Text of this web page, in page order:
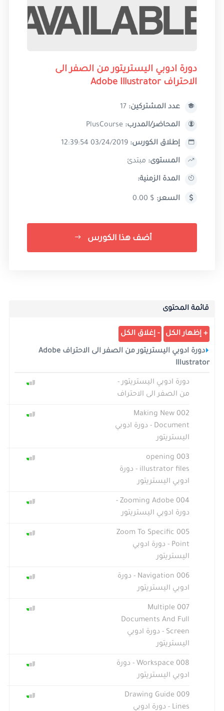
دورة ادوبي اليستريتور من الصفر الى
الاحتراف Adobe Illustrator
عدد المشتركين:
المحاضر/المدرب:
إطلاق الكورس:
المستوى: مبتدئ
المدة الزمنية:
السعر: $ 0.00
أضف هذا الكورس
قائمة المحتوى
دورة ادوبي اليستريتور من الصفر الى الاحتراف Adobe
Illustrator
دورة ادوبي اليستريتور -
من الصفر الى الاحتراف
002 Making New
Document - دورة ادوبي
اليستريتور
003 opening
illustrator files - دورة
ادوبي اليستريتور
004 Zooming Adobe -
دورة ادوبي اليستريتور
005 Zoom To Specific
Point - دورة ادوبي
اليستريتور
006 Navigation - دورة
ادوبي اليستريتور
007 Multiple
Documents And Full
Screen - دورة ادوبي
اليستريتور
008 Workspace - دورة
ادوبي اليستريتور
009 Drawing Guide
Lines - دورة ادوبي